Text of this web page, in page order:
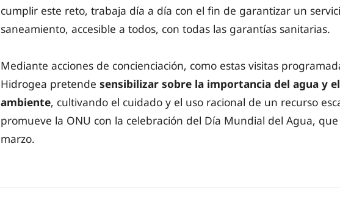
cumplir este reto, trabaja día a día con el fin de garantizar un
saneamiento, accesible a todos, con todas las garantías sanitarias.
Mediante acciones de concienciación, como estas visitas
Hidrogea pretende sensibilizar sobre la importancia del agua y
ambiente, cultivando el cuidado y el uso racional de un recurso
promueve la ONU con la celebración del Día Mundial del Agua,
marzo.